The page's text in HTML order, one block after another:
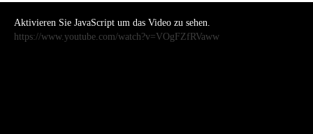
Aktivieren Sie JavaScript um das Video zu sehen.
https://www.youtube.com/watch?v=VOgFZfRVaww